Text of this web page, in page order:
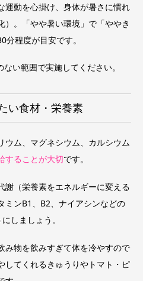
運動を心掛け、身体が暑さに慣れ
）。「やや暑い環境」で「ややき
程度が目安です。
い範囲で実施してください。
い食材・栄養素
ウム、マグネシウム、カルシウム
することが大切です。
謝（栄養素をエネルギーに変える
ミンB1、B2、ナイアシンなどの
しましょう。
み物を飲みすぎて体を冷やすので
してくれるきゅうりやトマト・ピ